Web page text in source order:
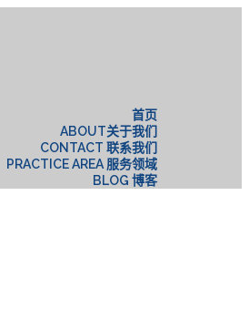
首页
ABOUT关于我们
CONTACT 联系我们
PRACTICE AREA 服务领域
BLOG 博客